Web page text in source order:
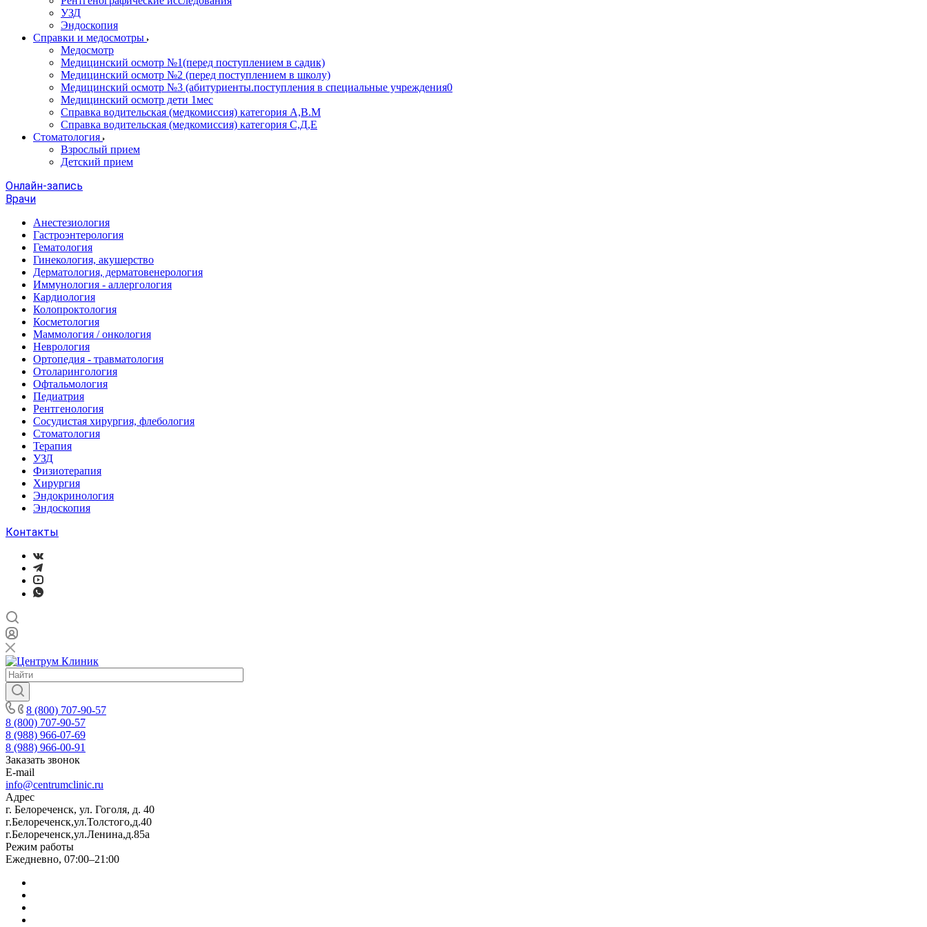
УЗД
Эндоскопия
Справки и медосмотры
Медосмотр
Медицинский осмотр №1(перед поступлением в садик)
Медицинский осмотр №2 (перед поступлением в школу)
Медицинский осмотр №3 (абитуриенты.поступления в специальные учреждения0
Медицинский осмотр дети 1мес
Справка водительская (медкомиссия) категория А,В.М
Справка водительская (медкомиссия) категория С,Д,Е
Стоматология
Взрослый прием
Детский прием
Онлайн-запись
Врачи
Анестезиология
Гастроэнтерология
Гематология
Гинекология, акушерство
Дерматология, дерматовенерология
Иммунология - аллергология
Кардиология
Колопроктология
Косметология
Маммология / онкология
Неврология
Ортопедия - травматология
Отоларингология
Офтальмология
Педиатрия
Рентгенология
Сосудистая хирургия, флебология
Стоматология
Терапия
УЗД
Физиотерапия
Хирургия
Эндокринология
Эндоскопия
Контакты
8 (800) 707-90-57
8 (800) 707-90-57
8 (988) 966-07-69
8 (988) 966-00-91
Заказать звонок
E-mail
info@centrumclinic.ru
Адрес
г. Белореченск, ул. Гоголя, д. 40
г.Белореченск,ул.Толстого,д.40
г.Белореченск,ул.Ленина,д.85а
Режим работы
Ежедневно, 07:00–21:00